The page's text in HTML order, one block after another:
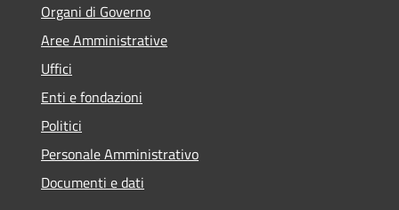
Organi di Governo
Aree Amministrative
Uffici
Enti e fondazioni
Politici
Personale Amministrativo
Documenti e dati